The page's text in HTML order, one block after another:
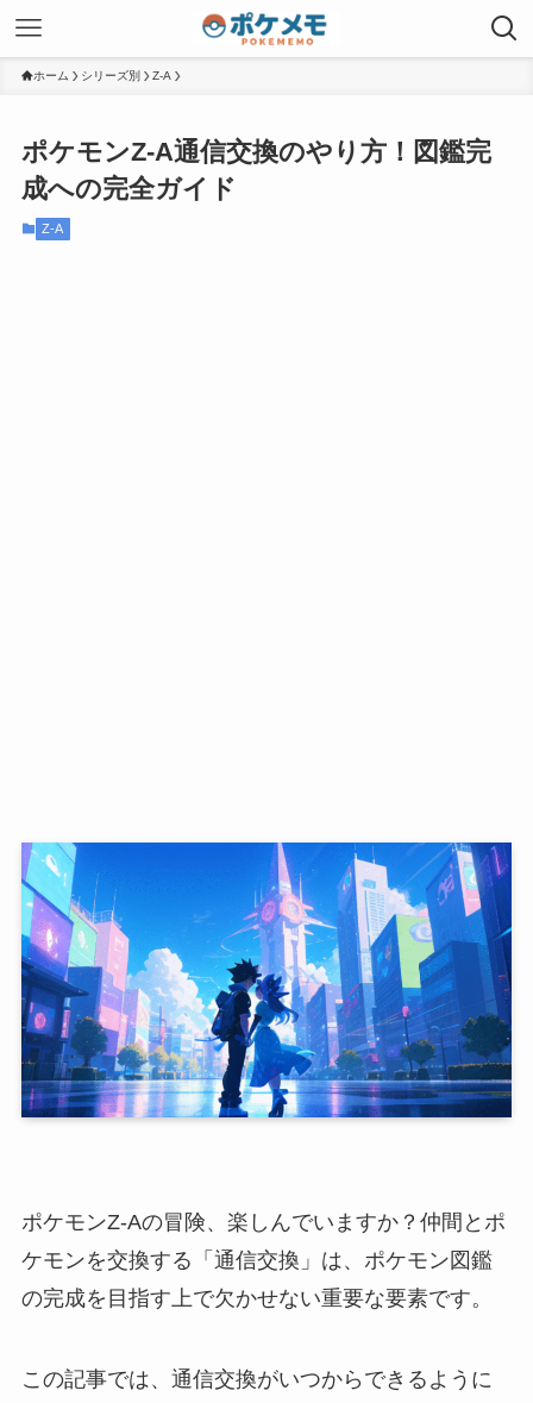
ホーム シリーズ別 Z-A
ポケモンZ-A通信交換のやり方！図鑑完
成への完全ガイド
Z-A
ポケモンZ-Aの冒険、楽しんでいますか？仲間とポ
ケモンを交換する「通信交換」は、ポケモン図鑑
の完成を目指す上で欠かせない重要な要素です。
この記事では、通信交換がいつからできるように